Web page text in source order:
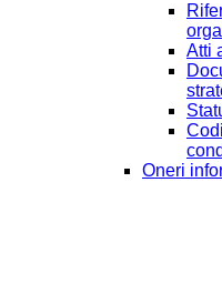
Atti
Oneri